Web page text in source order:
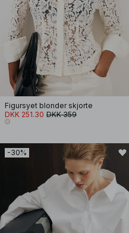
Figursyet blonder skjorte
DKK 251.30 DKK 359
-30%